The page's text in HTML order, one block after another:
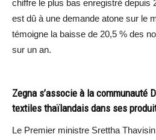
chiffre le plus bas enregistré depuis
est dû à une demande atone sur le
témoigne la baisse de 20,5 % des
sur un an.
Zegna s’associe à la communauté
textiles thaïlandais dans ses
Le Premier ministre Srettha